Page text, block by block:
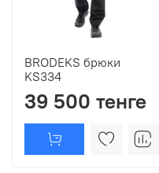
BRODEKS брюки
KS334
39 500 тенге